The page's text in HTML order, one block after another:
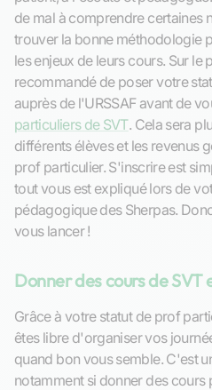
de mal à comprendre certaines
trouver la bonne méthodologie
les enjeux de leurs cours. Sur le
recommandé de poser votre
auprès de l'URSSAF avant de
particuliers de SVT. Cela sera
différents élèves et les revenus
prof particulier. S'inscrire est
tout vous est expliqué lors de
pédagogique des Sherpas.
vous lancer !
Donner des cours de SVT
Grâce à votre statut de prof
êtes libre d'organiser vos
quand bon vous semble. C'est
notamment si donner des cours